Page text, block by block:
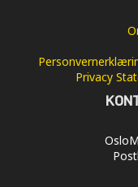
Privacy